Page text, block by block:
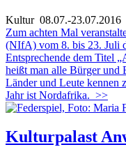
Kultur08.07.-23.07.2016
Zum achten Mal
(NIfA) vom 8. bis 23. Juli
Entsprechende dem Titel
heißt man alle Bürger
Länder und Leute kennen
Jahr ist Nordafrika. >>
Kulturpalast